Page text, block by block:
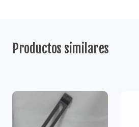
Productos similares